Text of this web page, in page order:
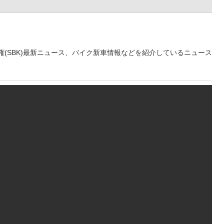
最新ニュース、バイク新車情報などを紹介しているニュース